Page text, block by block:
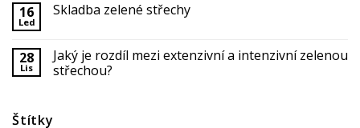
16
Led
Skladba zelené střechy
28
Lis
Jaký je rozdíl mezi extenzivní a intenzivní zelenou
střechou?
Štítky